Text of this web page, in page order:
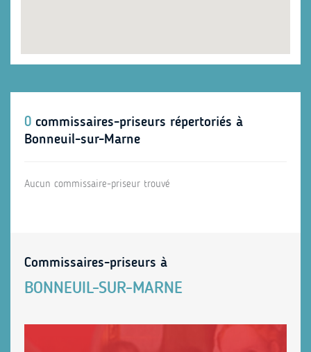
0 commissaires-priseurs répertoriés à
Bonneuil-sur-Marne
Aucun commissaire-priseur trouvé
Commissaires-priseurs à
BONNEUIL-SUR-MARNE